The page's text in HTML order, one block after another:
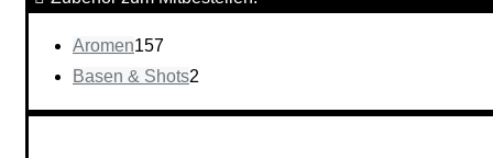
Aromen157
Basen & Shots2